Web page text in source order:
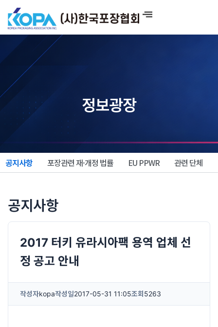
너
정보광장
공지사항 포장관련 재·개정 법률 EU PPWR 관련 단체
공지사항
2017 터키 유라시아팩 용역 업체 선
정 공고 안내
작성자kopa작성일2017-05-31 11:05조회 5263